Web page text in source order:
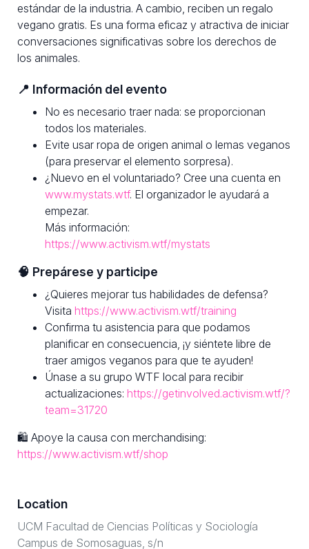
estándar de la industria. A cambio, reciben un regalo
vegano gratis. Es una forma eficaz y atractiva de iniciar
conversaciones significativas sobre los derechos de
los animales.
📍 Información del evento
No es necesario traer nada: se proporcionan
todos los materiales.
Evite usar ropa de origen animal o lemas veganos
(para preservar el elemento sorpresa).
¿Nuevo en el voluntariado? Cree una cuenta en
www.mystats.wtf. El organizador le ayudará a
empezar.
Más información:
https://www.activism.wtf/mystats
🧠 Prepárese y participe
¿Quieres mejorar tus habilidades de defensa?
Visita https://www.activism.wtf/training
Confirma tu asistencia para que podamos
planificar en consecuencia, ¡y siéntete libre de
traer amigos veganos para que te ayuden!
Únase a su grupo WTF local para recibir
actualizaciones: https://getinvolved.activism.wtf/?
team=31720
🛍 Apoye la causa con merchandising:
https://www.activism.wtf/shop
Location
UCM Facultad de Ciencias Políticas y Sociología
Campus de Somosaguas, s/n